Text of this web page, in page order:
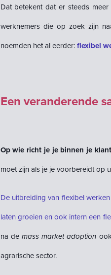
Dat betekent dat er steeds
werknemers die op zoek zijn
noemden het al eerder:flexibel
Een veranderende
Op wie richt je je binnen je
moet zijn als je je voorbereidt op
De uitbreiding van flexibel
laten groeien en ook intern een
na de mass market adoption
agrarische sector.